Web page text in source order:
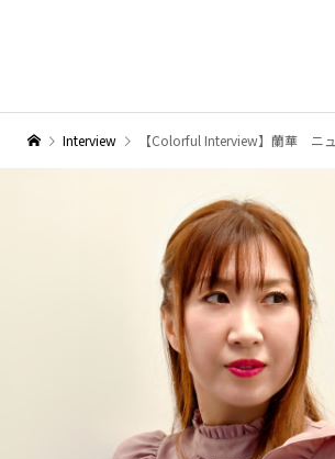
Interview 【Colorful Interview】蘭華 ニューアルバム『遺書』〜